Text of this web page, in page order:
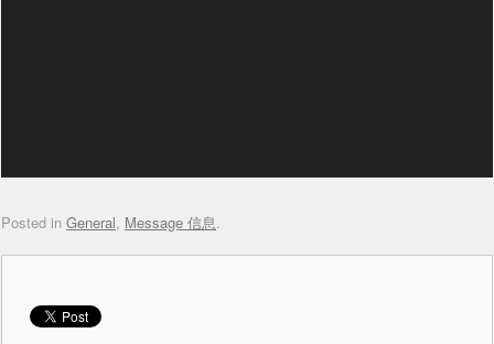
Posted in General, Message 信息.